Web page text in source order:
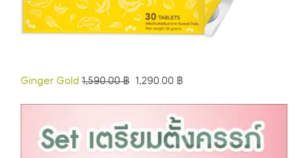
Ginger Gold 1,590.00฿ 1,290.00 ฿